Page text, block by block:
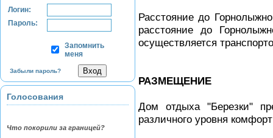
Логин:
Пароль:
Запомнить
меня
Забыли пароль?
Голосования
Что покорили за границей?
Расстояние до
расстояние до
осуществляется
РАЗМЕЩЕНИЕ
Дом отдыха "Березки"
различного уровня